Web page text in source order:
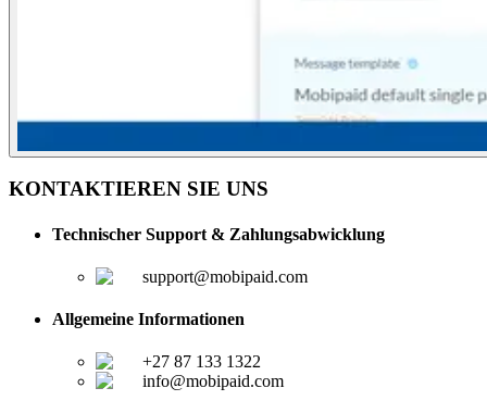
KONTAKTIEREN SIE UNS
Technischer Support & Zahlungsabwicklung
support@mobipaid.com
Allgemeine Informationen
+27 87 133 1322
info@mobipaid.com